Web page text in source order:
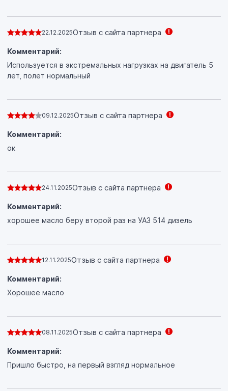
22.12.2025Отзыв с сайта партнера
Комментарий:
Используется в экстремальных нагрузках на двигатель 5
лет, полет нормальный
09.12.2025Отзыв с сайта партнера
Комментарий:
ок
24.11.2025Отзыв с сайта партнера
Комментарий:
хорошее масло беру второй раз на УАЗ 514 дизель
12.11.2025Отзыв с сайта партнера
Комментарий:
Хорошее масло
08.11.2025Отзыв с сайта партнера
Комментарий:
Пришло быстро, на первый взгляд нормальное